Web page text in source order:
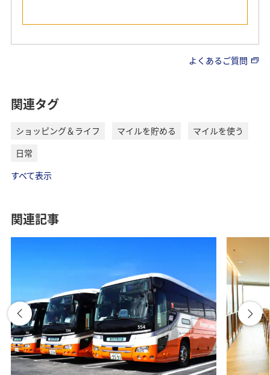
ンドウで開きます）
AMC
ANAマイレージクラブ / Sony Bank WALLET
ANA×ソニー銀行が発行するデビットカード「ANAマイレ
ピングができ、海外ATMで現地通貨を自分の口座から引き
出せます。
ANAマイレージクラブ / Sony Bank WALLET
WALLET 同時発行：500マイル
②国内ショッピングのご利用：1,000円あたり5マイル
③外貨・投資信託の残高に応じて：年間最大4,800マイル
④ANAのマイル付き外貨定期預金
⑤ANAのマイル付き住宅ローン
* ANA X株式会社がソニー銀行を所属銀行とする銀行代理
業者として案内を行っています。
よくあるご質問
関連タグ
ショッピング＆ライフ マイルを貯める
マイルを使う
日常
すべて表示
関連記事